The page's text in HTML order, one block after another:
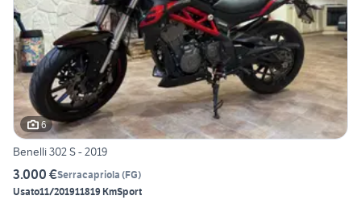
6
Benelli 302 S - 2019
3.000 €Serracapriola (FG)
Usato11/201911819 KmSport